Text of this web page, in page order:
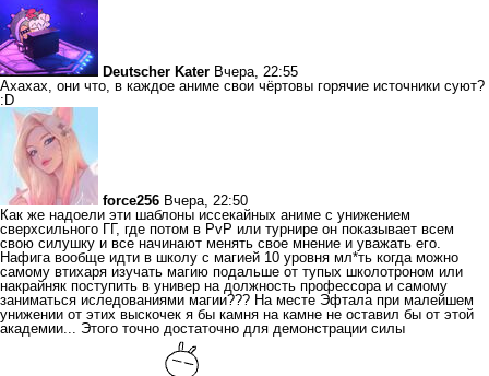
Deutscher Kater Вчера, 22:55
Ахахах, они что, в каждое аниме свои чёртовы горячие источники суют?
:D
force256 Вчера, 22:50
Как же надоели эти шаблоны иссекайных аниме с унижением
сверхсильного ГГ, где потом в PvP или турнире он показывает всем
свою силушку и все начинают менять свое мнение и уважать его.
Нафига вообще идти в школу с магией 10 уровня мл*ть когда можно
самому втихаря изучать магию подальше от тупых школотроном или
накрайняк поступить в универ на должность профессора и самому
заниматься иследованиями магии??? На месте Эфтала при малейшем
унижении от этих выскочек я бы камня на камне не оставил бы от этой
академии... Этого точно достаточно для демонстрации силы